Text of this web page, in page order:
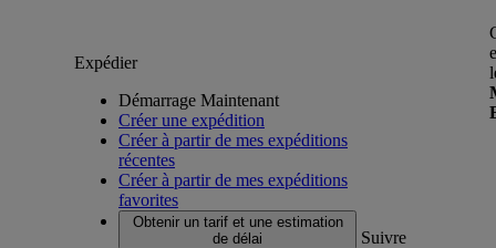
Expédier
Démarrage Maintenant
Créer une expédition
Créer à partir de mes expéditions
récentes
Créer à partir de mes expéditions
favorites
Obtenir un tarif et une estimation
de délai
Suivre